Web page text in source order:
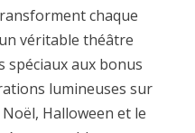
chaque
véritable théâtre
spéciaux aux bonus
lumineuses sur
Halloween et le